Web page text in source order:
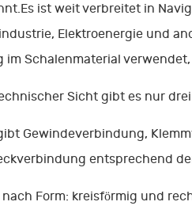
ist weit verbreitet in
Elektroenergie und
im Schalenmaterial
Sicht gibt es nur
gibt Gewindeverbindung,
entsprechend
nach Form: kreisförmig und